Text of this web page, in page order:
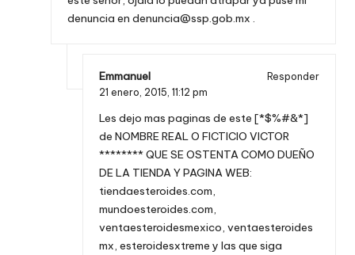
denuncia en denuncia@ssp.gob.mx .
Emmanuel
Responder
21 enero, 2015, 11:12 pm
Les dejo mas paginas de este [*$%#&*]
de NOMBRE REAL O FICTICIO VICTOR
******** QUE SE OSTENTA COMO DUEÑO
DE LA TIENDA Y PAGINA WEB:
tiendaesteroides.com,
mundoesteroides.com,
ventaesteroidesmexico, ventaesteroides
mx, esteroidesxtreme y las que siga